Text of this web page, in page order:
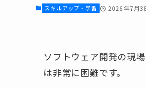
スキルアップ・学習 2026年7月3
ソフトウェア開発の現
は非常に困難です。